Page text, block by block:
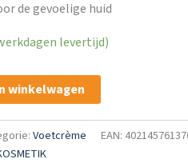
de gevoelige huid
levertijd)
winkelwagen
Voetcrème
EAN: